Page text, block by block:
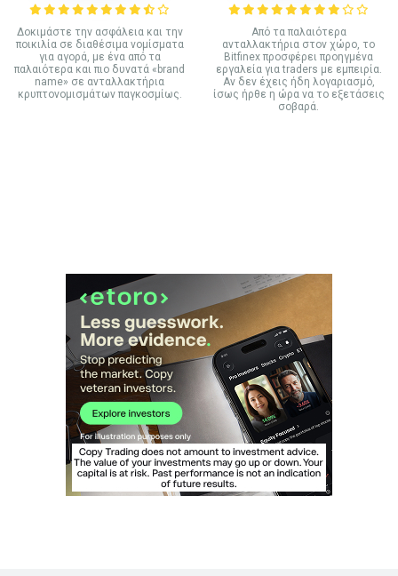
Δοκιμάστε την ασφάλεια και την
ποικιλία σε διαθέσιμα νομίσματα
για αγορά, με ένα από τα
παλαιότερα και πιο δυνατά «brand
name» σε ανταλλακτήρια
κρυπτονομισμάτων παγκοσμίως.
Από τα παλαιότερα
ανταλλακτήρια στον χώρο, το
Bitfinex προσφέρει προηγμένα
εργαλεία για traders με εμπειρία.
Αν δεν έχεις ήδη λογαριασμό,
ίσως ήρθε η ώρα να το εξετάσεις
σοβαρά.